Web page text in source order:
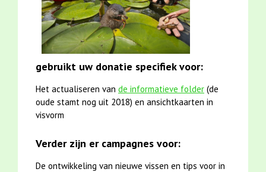
gebruikt uw donatie specifiek voor:
Het actualiseren van de informatieve folder (de
oude stamt nog uit 2018) en ansichtkaarten in
visvorm
Verder zijn er campagnes voor:
De ontwikkeling van nieuwe vissen en tips voor in